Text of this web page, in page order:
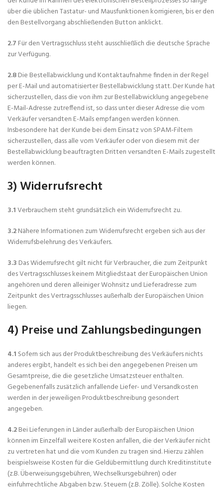
über die üblichen Tastatur- und Mausfunktionen korrigieren, bis er den
den Bestellvorgang abschließenden Button anklickt.
2.7 Für den Vertragsschluss steht ausschließlich die deutsche Sprache
zur Verfügung.
2.8Die Bestellabwicklung und Kontaktaufnahme finden in der Regel
per E-Mail und automatisierter Bestellabwicklung statt. Der Kunde hat
sicherzustellen, dass die von ihm zur Bestellabwicklung angegebene
E-Mail-Adresse zutreffend ist, so dass unter dieser Adresse die vom
Verkäufer versandten E-Mails empfangen werden können.
Insbesondere hat der Kunde bei dem Einsatz von SPAM-Filtern
sicherzustellen, dass alle vom Verkäufer oder von diesem mit der
Bestellabwicklung beauftragten Dritten versandten E-Mails zugestellt
werden können.
3) Widerrufsrecht
3.1Verbrauchern steht grundsätzlich ein Widerrufsrecht zu.
3.2Nähere Informationen zum Widerrufsrecht ergeben sich aus der
Widerrufsbelehrung des Verkäufers.
3.3 Das Widerrufsrecht gilt nicht für Verbraucher, die zum Zeitpunkt
des Vertragsschlusses keinem Mitgliedstaat der Europäischen Union
angehören und deren alleiniger Wohnsitz und Lieferadresse zum
Zeitpunkt des Vertragsschlusses außerhalb der Europäischen Union
liegen.
4) Preise und Zahlungsbedingungen
4.1 Sofern sich aus der Produktbeschreibung des Verkäufers nichts
anderes ergibt, handelt es sich bei den angegebenen Preisen um
Gesamtpreise, die die gesetzliche Umsatzsteuer enthalten.
Gegebenenfalls zusätzlich anfallende Liefer- und Versandkosten
werden in der jeweiligen Produktbeschreibung gesondert
angegeben.
4.2Bei Lieferungen in Länder außerhalb der Europäischen Union
können im Einzelfall weitere Kosten anfallen, die der Verkäufer nicht
zu vertreten hat und die vom Kunden zu tragen sind. Hierzu zählen
beispielsweise Kosten für die Geldübermittlung durch Kreditinstitute
(z.B. Überweisungsgebühren, Wechselkursgebühren) oder
einfuhrrechtliche Abgaben bzw. Steuern (z.B. Zölle). Solche Kosten